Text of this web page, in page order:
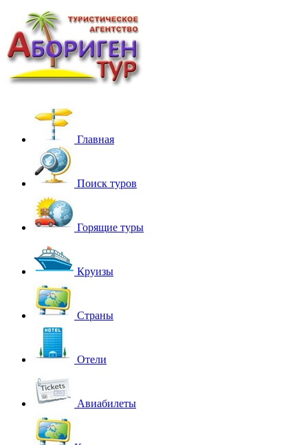
Главная
Поиск туров
Горящие туры
Круизы
Страны
Отели
Авиабилеты